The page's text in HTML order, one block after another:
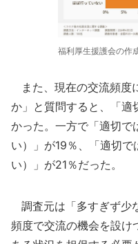
福利厚生援護会の作
また、現在の交流頻度
か」と質問すると、「適
かった。一方で「適切で
い）」が19％、「適切
い）」が21％だった。
調査元は「多すぎず少
頻度で交流の機会を設け